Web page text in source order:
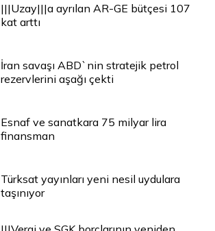
|||Uzay|||a ayrılan AR-GE bütçesi 107
kat arttı
İran savaşı ABD`nin stratejik petrol
rezervlerini aşağı çekti
Esnaf ve sanatkara 75 milyar lira
finansman
Türksat yayınları yeni nesil uydulara
taşınıyor